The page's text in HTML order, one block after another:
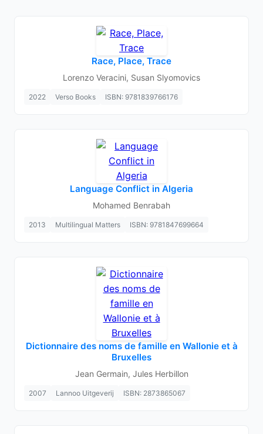
Race, Place, Trace
Lorenzo Veracini, Susan Slyomovics
2022 Verso Books ISBN: 9781839766176
Language Conflict in Algeria
Mohamed Benrabah
2013 Multilingual Matters ISBN: 9781847699664
Dictionnaire des noms de famille en Wallonie et à
Bruxelles
Jean Germain, Jules Herbillon
2007 Lannoo Uitgeverij ISBN: 2873865067